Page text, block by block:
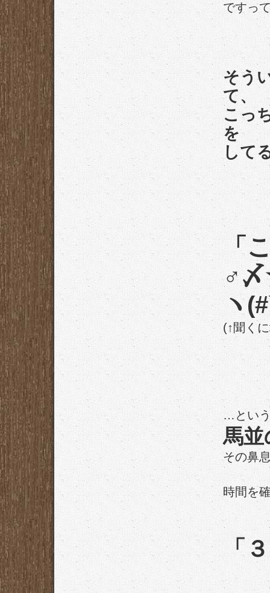
ですっ
そう
て、
こっ
を
して
「
♂
ヽ
(↑聞く
…とい
馬並
その鼻
時間を
「